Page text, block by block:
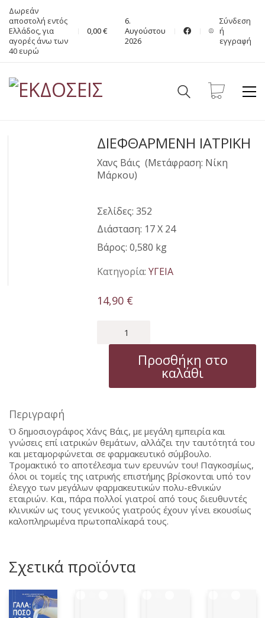
Δωρεάν
αποστολή εντός
Ελλάδος, για
αγορές άνω των
40 ευρώ
0,00€
6.
Αυγούστου
2026
Σύνδεση
ή
εγγραφή
ΔΙΕΦΘΑΡΜΕΝΗ ΙΑΤΡΙΚΗ
Χανς Βάις (Μετάφραση: Νίκη
Μάρκου)
Σελίδες: 352
Διάσταση: 17 Χ 24
Βάρος: 0,580 kg
Κατηγορία:ΥΓΕΙΑ
14,90 €
ΙΑΤΡΙΚΗ
ποσότητα
Προσθήκη στο
καλάθι
Περιγραφή
Ὁ δημοσιογράφος Χάνς Βάις, με μεγάλη εμπειρία και
γνώσεις επί ιατρικών θεμάτων, αλλάζει την ταυτότητά του
και μεταμορφώνεται σε φαρμακευτικό σύμβουλο.
Τρομακτικό το αποτέλεσμα των ερευνών του! Παγκοσμίως,
όλοι οι τομείς της ιατρικής επιστήμης βρίσκονται υπό τον
έλεγχο των μεγάλων φαρμακευτικών πολυ-εθνικών
εταιριών. Και, πάρα πολλοί γιατροί από τους διευθυντές
κλινικών ως τους γενικούς γιατρούς έχουν γίνει εκουσίως
καλοπληρωμένα πρωτοπαλίκαρά τους.
Σχετικά προϊόντα